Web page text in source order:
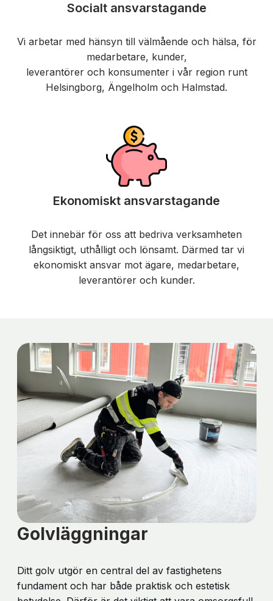
Socialt ansvarstagande
Vi arbetar med hänsyn till välmående och hälsa, för
medarbetare, kunder,
leverantörer och konsumenter i vår region runt
Helsingborg, Ängelholm och Halmstad.
Ekonomiskt ansvarstagande
Det innebär för oss att bedriva verksamheten
långsiktigt, uthålligt och lönsamt. Därmed tar vi
ekonomiskt ansvar mot ägare, medarbetare,
leverantörer och kunder.
Golvläggningar
Ditt golv utgör en central del av fastighetens
fundament och har både praktisk och estetisk